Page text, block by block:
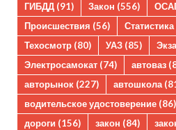
ГИБДД (91) Закон (556)
Происшествия (56)
Техосмотр (80) УАЗ (85)
Электросамокат (74) автоваз
авторынок (227) автошкола
водительское удостоверение (86)
дороги (156) закон (84)